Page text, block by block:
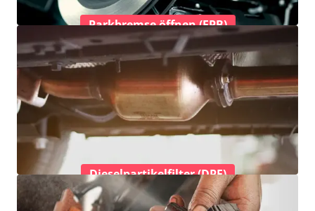
Parkbremse öffnen (EPB)
Dieselpartikelfilter (DPF)